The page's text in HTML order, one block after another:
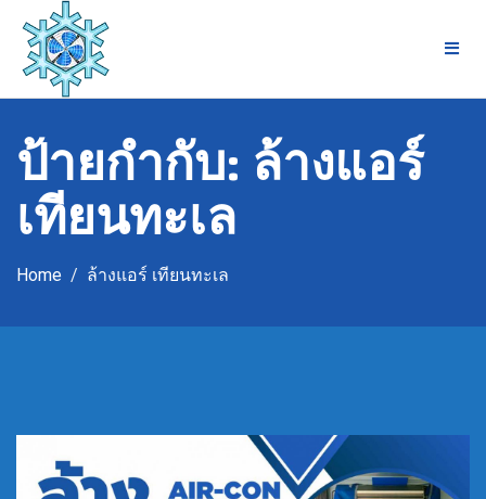
content
ป้ายกำกับ: ล้างแอร์
เทียนทะเล
Home ล้างแอร์ เทียนทะเล